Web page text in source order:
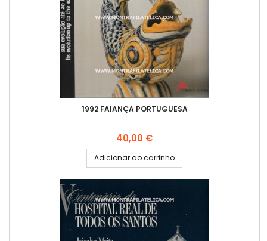
1992 FAIANÇA PORTUGUESA
Preço
40,00 €
Adicionar ao carrinho